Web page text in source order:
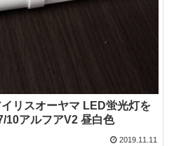
リスオーヤマ LED蛍光灯を
10アルフアV2 昼白色
2019.11.11